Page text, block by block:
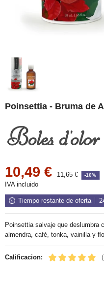
Poinsettia - Bruma de
10,49 € 11,65 € -10%
IVA incluido
Tiempo restante de oferta
Poinsettia salvaje que deslumbra
almendra, café, tonka, vainilla y
Calificacion: